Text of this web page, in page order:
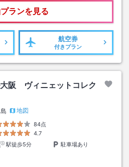
ランを見る
航空券
付きプラン
阪 ヴィニェットコレク
地図
84点
4.7
駅徒歩5分
駐車場あり